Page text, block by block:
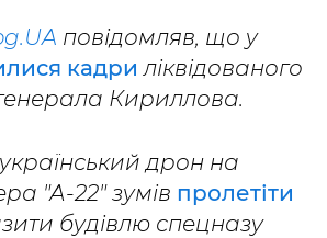
повідомляв, що у
кадри ліквідованого
Кириллова.
дрон на
"А-22" зумів пролетіти
будівлю спецназу